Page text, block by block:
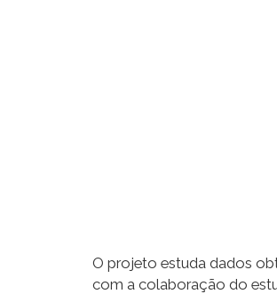
O projeto estuda dados
com a colaboração do